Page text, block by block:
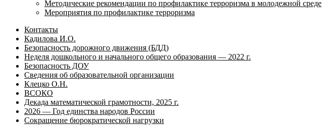
Методические рекомендации по профилактике терроризма в молодежной среде
Мероприятия по профилактике терроризма
Контакты
Кадилова И.О.
Безопасность дорожного движения (БДД)
Неделя дошкольного и начального общего образования — 2022 г.
Безопасность ДОУ
Сведения об образовательной организации
Клецко О.Н.
ВСОКО
Декада математической грамотности, 2025 г.
2026 — Год единства народов России
Сокращение бюрократической нагрузки